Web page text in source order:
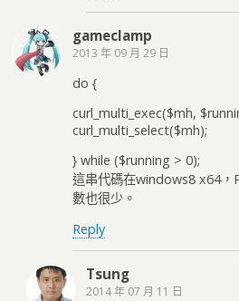
gameclamp
2013 年 09 月 29 日
do {
curl_multi_exec($mh,
curl_multi_select($mh);
} while ($running > 0);
這串代碼在windows8 x64，
數也很少。
Reply
Tsung
2014 年 07 月 11 日